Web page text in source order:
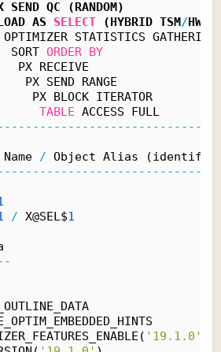
SEND QC
AS SELECT (HYBRID TSM/
STATISTICS
ORDER BY
SEND
BLOCK
TABLE ACCESS
/ Object Alias
/ X@SEL$1
'19.1.0'